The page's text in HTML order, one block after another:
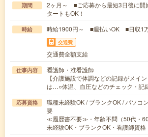
期間
2ヶ月～ ■ご応募から最短3日後に
タートもOK！
時給 時給1900円～ ■週払いOK ■日収1
交通費
交通費全額支給
仕事内容
看護師・准看護師
【介護施設で体調などの記録がメイ
は…○体温、血圧などのチェック・記
応募資格
職種未経験OK / ブランクOK / パソコ
要
≪履歴書不要≫・年齢不問（50代・
未経験OK・ブランクOK・看護師資